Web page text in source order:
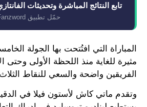
تابع النتائج المباشرة وتحديثات
حمّل تطبيق Fanzword
المباراة التي افتُتحت بها الجولة
مثيرة للغاية منذ اللحظة الأولى وحتى
الفريقين واضحة والسعي للنقاط